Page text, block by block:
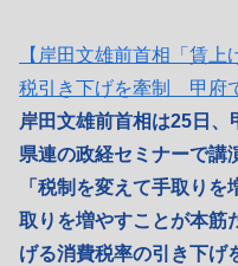
【岸田文雄前首相「賃
税引き下げを牽制 甲府
岸田文雄前首相は25日
県連の政経セミナーで講
「税制を変えて手取り
取りを増やすことが本筋
げる消費税率の引き下げ